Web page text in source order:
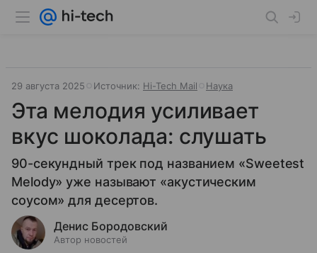
29 августа 2025 Источник: Hi-Tech Mail Наука
Эта мелодия усиливает
вкус шоколада: слушать
90-секундный трек под названием «Sweetest
Melody» уже называют «акустическим
соусом» для десертов.
Денис Бородовский
Автор новостей